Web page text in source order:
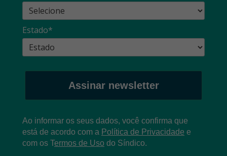
Estado*
Assinar newsletter
Ao informar os seus dados, você confirma que
está de acordo com a Política de Privacidade e
com os Termos de Uso do Síndico.